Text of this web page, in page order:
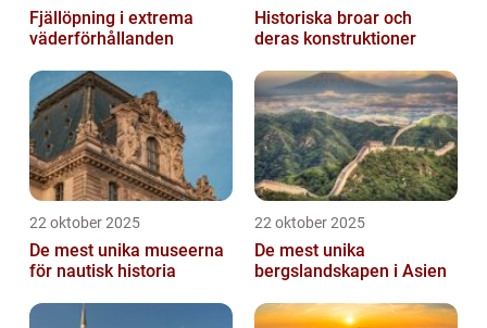
Fjällöpning i extrema
väderförhållanden
Historiska broar och
deras konstruktioner
22 oktober 2025
De mest unika museerna
för nautisk historia
22 oktober 2025
De mest unika
bergslandskapen i Asien